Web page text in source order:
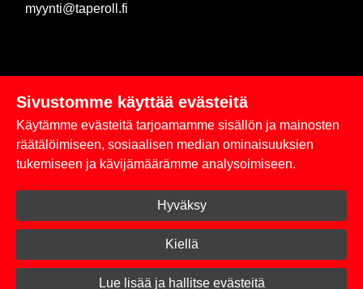
myynti@taperoll.fi
Linkit
Rekisteriseloste
Toimitus- ja maksuehdot
Kirjaudu sisään
© 2026 Taperoll
Sivustomme käyttää evästeitä
Käytämme evästeitä tarjoamamme sisällön ja mainosten
räätälöimiseen, sosiaalisen median ominaisuuksien
tukemiseen ja kävijämäärämme analysoimiseen.
Hyväksy
Kiellä
Lue lisää ja hallitse evästeitä